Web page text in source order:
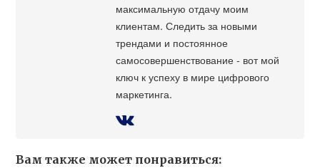
максимальную отдачу моим
клиентам. Следить за новыми
трендами и постоянное
самосовершенствование - вот мой
ключ к успеху в мире цифрового
маркетинга.
Вам также может понравиться: